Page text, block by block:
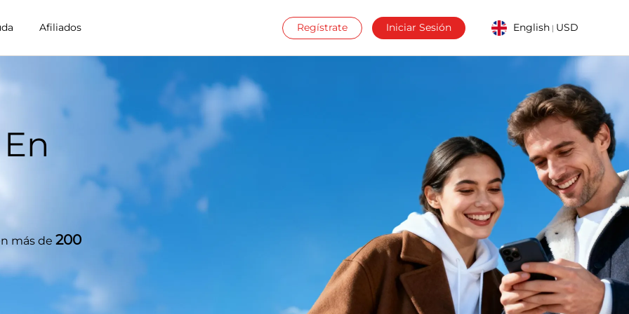
Afiliados Regístrate Iniciar Sesión English | USD
más de 200